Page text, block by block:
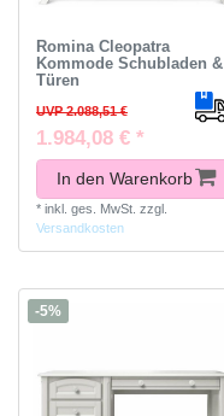
Romina Cleopatra
Kommode Schubladen &
Türen
UVP 2.088,51 €
1.984,08 € *
In den Warenkorb
* inkl. ges. MwSt. zzgl.
Versandkosten
-5%